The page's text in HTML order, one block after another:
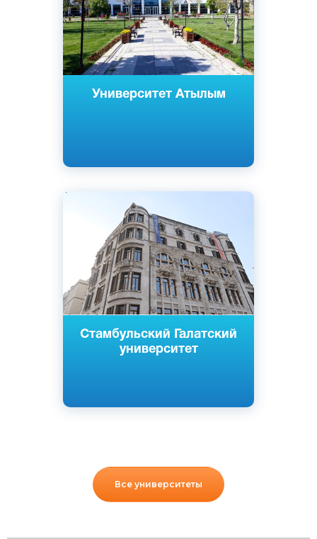
Университет Атылым
Стамбульский Галатский
университет
Стамбул, Турция
Частный
Все университеты